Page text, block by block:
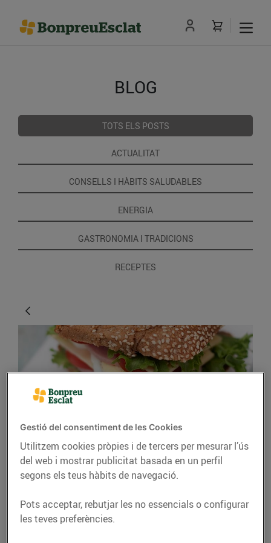
BLOG
TOTS ELS POSTS
ACTUALITAT
CONSELLS I HÀBITS SALUDABLES
ENERGIA
GASTRONOMIA I TRADICIONS
RECEPTES
CONSELLS I HÀBITS SALUDABLES
El millor berenar per
sortir de l’escola amb
tota l’energia
Gestió del consentiment de les Cookies
Utilitzem cookies pròpies i de tercers per mesurar l’ús
del web i mostrar publicitat basada en un perfil
segons els teus hàbits de navegació.
Pots acceptar, rebutjar les no essencials o configurar
les teves preferències.